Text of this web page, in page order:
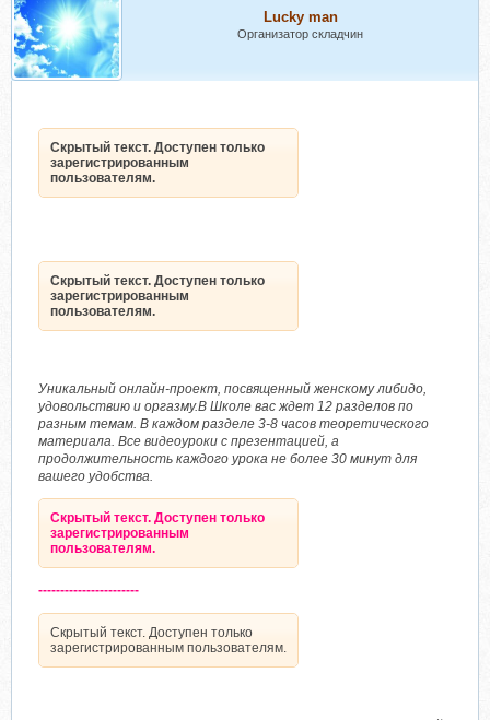
Lucky man
Организатор складчин
Скрытый текст. Доступен только
зарегистрированным
пользователям.
Скрытый текст. Доступен только
зарегистрированным
пользователям.
Уникальный онлайн-проект, посвященный женскому либидо,
удовольствию и оргазму.В Школе вас ждет 12 разделов по
разным темам. В каждом разделе 3-8 часов теоретического
материала. Все видеоуроки с презентацией, а
продолжительность каждого урока не более 30 минут для
вашего удобства.
Скрытый текст. Доступен только
зарегистрированным
пользователям.
-----------------------
Скрытый текст. Доступен только
зарегистрированным пользователям.